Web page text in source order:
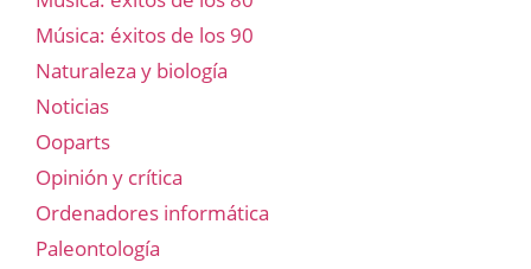
Música: éxitos de los 90
Naturaleza y biología
Noticias
Ooparts
Opinión y crítica
Ordenadores informática
Paleontología